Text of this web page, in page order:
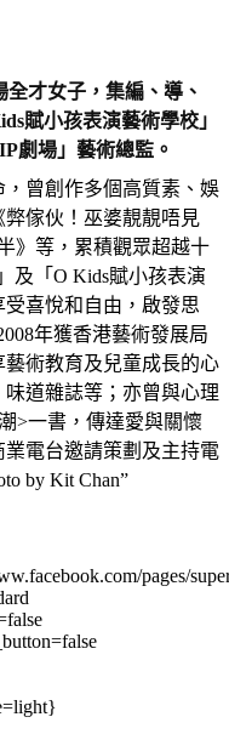
才女子，集編、導、
賦小孩表演藝術學校」
劇場」藝術總監。
曾創作多個高質素、娛
傢伙！巫婆靚靚唔見
》等，累積觀眾超越十
及「O Kids賦小孩表演
喜悅和自由，啟發思
年獲香港藝術發展局
術教育及兒童成長的心
道雜誌等；亦曾與心理
>一書，傳達愛與關懷
電台邀請策劃及主持電
by Kit Chan”
pages/